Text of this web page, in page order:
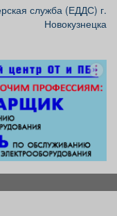
служба (ЕДДС) г.
Новокузнецка